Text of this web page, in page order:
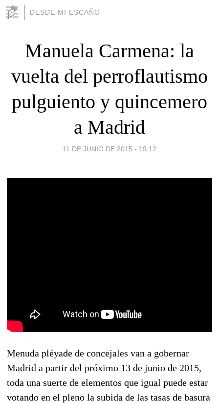
DESDE MI ESCAÑO
Manuela Carmena: la
vuelta del perroflautismo
pulguiento y quincemero
a Madrid
11 DE JUNIO DE 2015 - 19:12
Menuda pléyade de concejales van a gobernar
Madrid a partir del próximo 13 de junio de 2015,
toda una suerte de elementos que igual puede estar
votando en el pleno la subida de las tasas de basura